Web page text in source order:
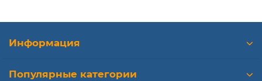
Информация
Популярные категории